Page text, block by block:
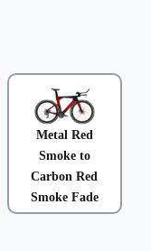
Metal Red
Smoke to
Carbon Red
Smoke Fade